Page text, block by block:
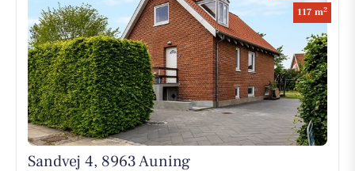
117 m2
Sandvej 4, 8963 Auning